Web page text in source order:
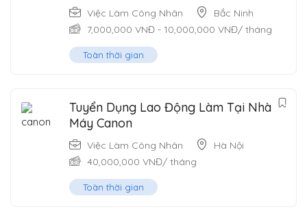
Việc Làm Công Nhân
Bắc Ninh
7,000,000 VNĐ - 10,000,000 VNĐ/ tháng
Toàn thời gian
Tuyển Dụng Lao Động Làm Tại Nhà
Máy Canon
Việc Làm Công Nhân
Hà Nội
40,000,000 VNĐ/ tháng
Toàn thời gian